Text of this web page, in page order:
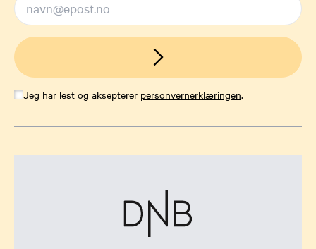
Jeg har lest og aksepterer personvernerklæringen.